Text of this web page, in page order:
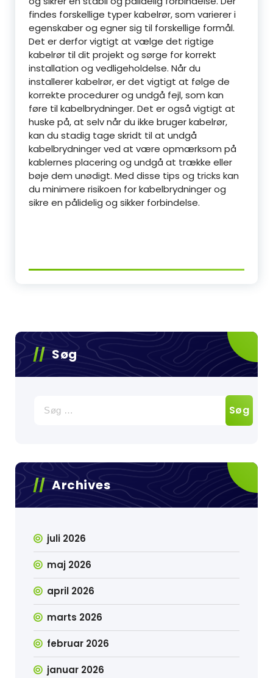
findes forskellige typer kabelrør, som varierer i
egenskaber og egner sig til forskellige formål.
Det er derfor vigtigt at vælge det rigtige
kabelrør til dit projekt og sørge for korrekt
installation og vedligeholdelse. Når du
installerer kabelrør, er det vigtigt at følge de
korrekte procedurer og undgå fejl, som kan
føre til kabelbrydninger. Det er også vigtigt at
huske på, at selv når du ikke bruger kabelrør,
kan du stadig tage skridt til at undgå
kabelbrydninger ved at være opmærksom på
kablernes placering og undgå at trække eller
bøje dem unødigt. Med disse tips og tricks kan
du minimere risikoen for kabelbrydninger og
sikre en pålidelig og sikker forbindelse.
Søg
efter:
Archives
juli 2026
maj 2026
april 2026
marts 2026
februar 2026
januar 2026